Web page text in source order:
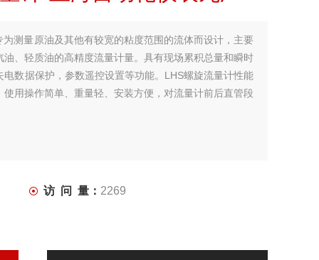
测量原油及其他有较宽的粘度范围的流体而设计，主要
、轻质油的高精度流量计量。具有现场累积总量和瞬时
数据保护，参数遥控设置等功能。LHS螺旋流量计性能
用操作简单、重量轻、安装方便，对流量计前后直管段
访 问 量： 2269